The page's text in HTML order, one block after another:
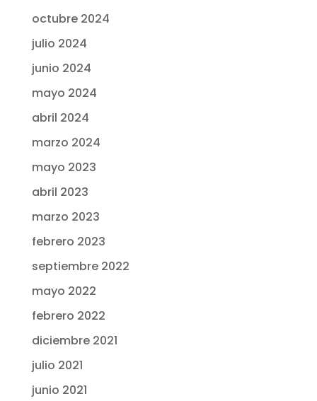
octubre 2024
julio 2024
junio 2024
mayo 2024
abril 2024
marzo 2024
mayo 2023
abril 2023
marzo 2023
febrero 2023
septiembre 2022
mayo 2022
febrero 2022
diciembre 2021
julio 2021
junio 2021